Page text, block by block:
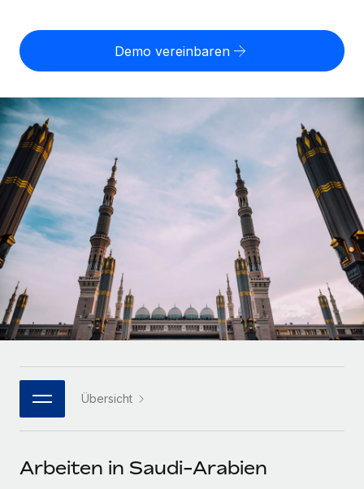
Contractor Management
Globales Onboarding und Verwalten von
PEO
Auslagern von komplexen HR-Aufgaben
INFRASTRUKTUR
Remote Embedded
Nahtlose Integration der HR in bestehende Abläufe
Plattform
Integrierte HR-Kernfunktionen für dein Team
Verknüpfen Neu
MCP
Integrationen
Vergleiche mit unseren Mitbewerbern
WACHSTUMSPHASE
Startups
Agile HR- und Payroll-Lösungen für wachsende
Unternehmen
Mittelstand
Maßgeschneiderte HR-Lösungen, um Teams zu
vergrößern
Enterprise
Globale HR für Konzerne und Großunternehmen
Strategische Technologiepartner
Flexible Einbettung von Global-HR-Funktionen in deine
Plattform
Entdecke die Möglichkeiten einer Partnerschaft
Personalkostenrechner
Honorarzahlungen berechnen
Informationen zu möglichen Währungen und
Abwicklungsfristen für globale Freelancer:innen
LERNEN MIT REMOTE
Forschung und Leitfäden
Fallstudien
HR-Glossar
Checklisten und Vorlagen
Bibliothek für Stellenbeschreibungen
Webinare
Events
Newsroom
English
Nederlands
Français
Deutsch
Español
Português (Portugal)
日本語
한국어
Demo vereinbaren
Übersicht
Arbeiten in Saudi-Arabien